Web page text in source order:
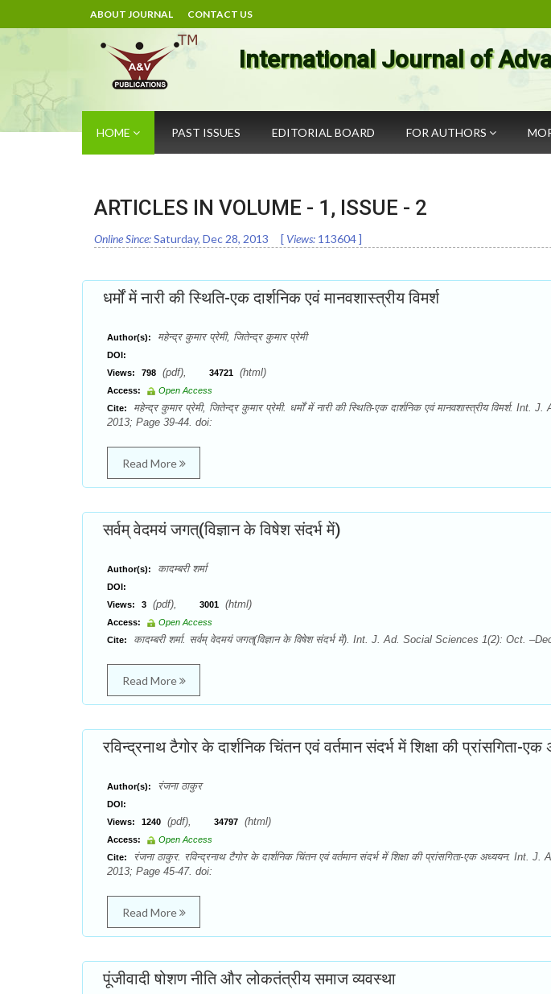
ABOUT JOURNAL CONTACT US
International Journal of
HOME PAST ISSUES EDITORIAL BOARD FOR AUTHORS
ARTICLES IN VOLUME - 1 , ISSUE - 2
Online Since:Saturday, Dec 28, 2013 [ Views: 113604]
धर्मों में नारी की स्थिति-एक दार्शनिक एवं मानवशास्त्रीय विमर्श
Author(s): महेन्द्र कुमार प्रेमी, जितेन्द्र कुमार प्रेमी
DOI:
Views:
798 (pdf), 34721 (html)
Access:
Open Access
Cite:
महेन्द्र कुमार प्रेमी, जितेन्द्र कुमार प्रेमी. धर्मों में नारी की स्थिति-एक दार्शनिक एवं मानवशास्त्रीय विमर्श.
2013; Page 39-44. doi:
Read More
सर्वम् वेदमयं जगत्(विज्ञान के विषेश संदर्भ में)
Author(s): कादम्बरी शर्मा
DOI:
Views:
3 (pdf), 3001 (html)
Access:
Open Access
Cite:
कादम्बरी शर्मा. सर्वम् वेदमयं जगत्(विज्ञान के विषेश संदर्भ में). Int. J. Ad. Social Sciences 1(2): Oct.
Read More
रविन्द्रनाथ टैगोर के दार्शनिक चिंतन एवं वर्तमान संदर्भ में शिक्षा की प्रांसगिता-
Author(s): रंजना ठाकुर
DOI:
Views:
1240 (pdf), 34797 (html)
Access:
Open Access
Cite:
रंजना ठाकुर. रविन्द्रनाथ टैगोर के दार्शनिक चिंतन एवं वर्तमान संदर्भ में शिक्षा की प्रांसगिता-एक अध्ययन.
2013; Page 45-47. doi:
Read More
पूंजीवादी षोशण नीति और लोकतंत्रीय समाज व्यवस्था